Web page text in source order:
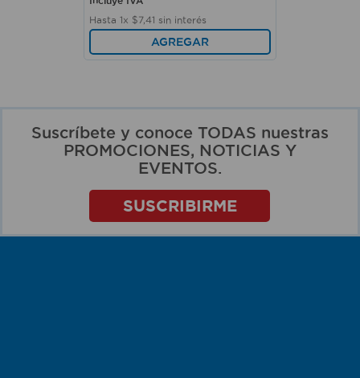
Hasta 1x $7,41 sin interés
AGREGAR
Suscríbete y conoce TODAS nuestras
PROMOCIONES, NOTICIAS Y
EVENTOS.
SUSCRIBIRME